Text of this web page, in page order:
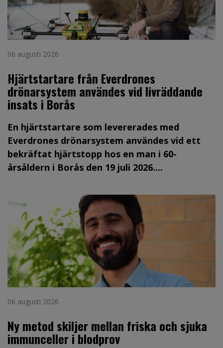
06 augusti 2026
Hjärtstartare från Everdrones
drönarsystem användes vid livräddande
insats i Borås
En hjärtstartare som levererades med
Everdrones drönarsystem användes vid ett
bekräftat hjärtstopp hos en man i 60-
årsåldern i Borås den 19 juli 2026....
06 augusti 2026
Ny metod skiljer mellan friska och sjuka
immunceller i blodprov